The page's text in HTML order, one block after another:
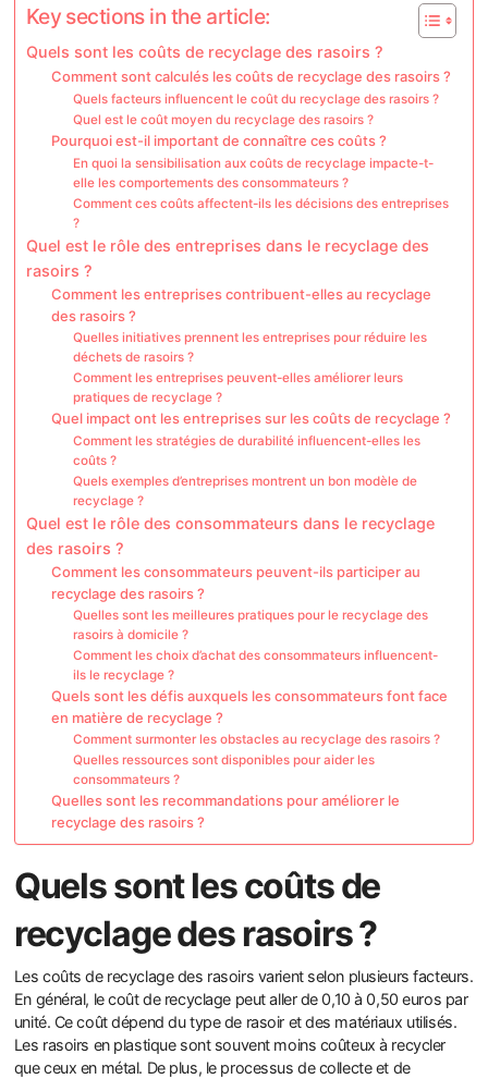
Key sections in the article:
Quels sont les coûts de recyclage des rasoirs ?
Comment sont calculés les coûts de recyclage des rasoirs ?
Quels facteurs influencent le coût du recyclage des rasoirs ?
Quel est le coût moyen du recyclage des rasoirs ?
Pourquoi est-il important de connaître ces coûts ?
En quoi la sensibilisation aux coûts de recyclage impacte-t-
elle les comportements des consommateurs ?
Comment ces coûts affectent-ils les décisions des entreprises
?
Quel est le rôle des entreprises dans le recyclage des
rasoirs ?
Comment les entreprises contribuent-elles au recyclage
des rasoirs ?
Quelles initiatives prennent les entreprises pour réduire les
déchets de rasoirs ?
Comment les entreprises peuvent-elles améliorer leurs
pratiques de recyclage ?
Quel impact ont les entreprises sur les coûts de recyclage ?
Comment les stratégies de durabilité influencent-elles les
coûts ?
Quels exemples d’entreprises montrent un bon modèle de
recyclage ?
Quel est le rôle des consommateurs dans le recyclage
des rasoirs ?
Comment les consommateurs peuvent-ils participer au
recyclage des rasoirs ?
Quelles sont les meilleures pratiques pour le recyclage des
rasoirs à domicile ?
Comment les choix d’achat des consommateurs influencent-
ils le recyclage ?
Quels sont les défis auxquels les consommateurs font face
en matière de recyclage ?
Comment surmonter les obstacles au recyclage des rasoirs ?
Quelles ressources sont disponibles pour aider les
consommateurs ?
Quelles sont les recommandations pour améliorer le
recyclage des rasoirs ?
Quels sont les coûts de
recyclage des rasoirs ?
Les coûts de recyclage des rasoirs varient selon plusieurs facteurs.
En général, le coût de recyclage peut aller de 0,10 à 0,50 euros par
unité. Ce coût dépend du type de rasoir et des matériaux utilisés.
Les rasoirs en plastique sont souvent moins coûteux à recycler
que ceux en métal. De plus, le processus de collecte et de